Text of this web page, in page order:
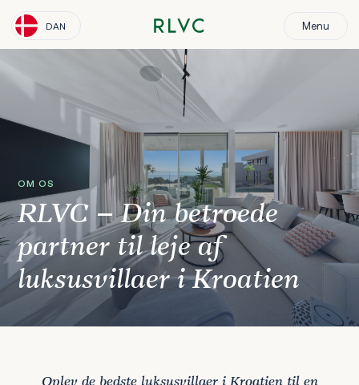
DAN Menu
OM OS
RLVC – Din betroede
partner til leje af
luksusvillaer i Kroatien
Oplev de bedste luksusvillaer i Kroatien til en